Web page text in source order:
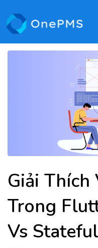
Giải
Trong
Vs Stateful